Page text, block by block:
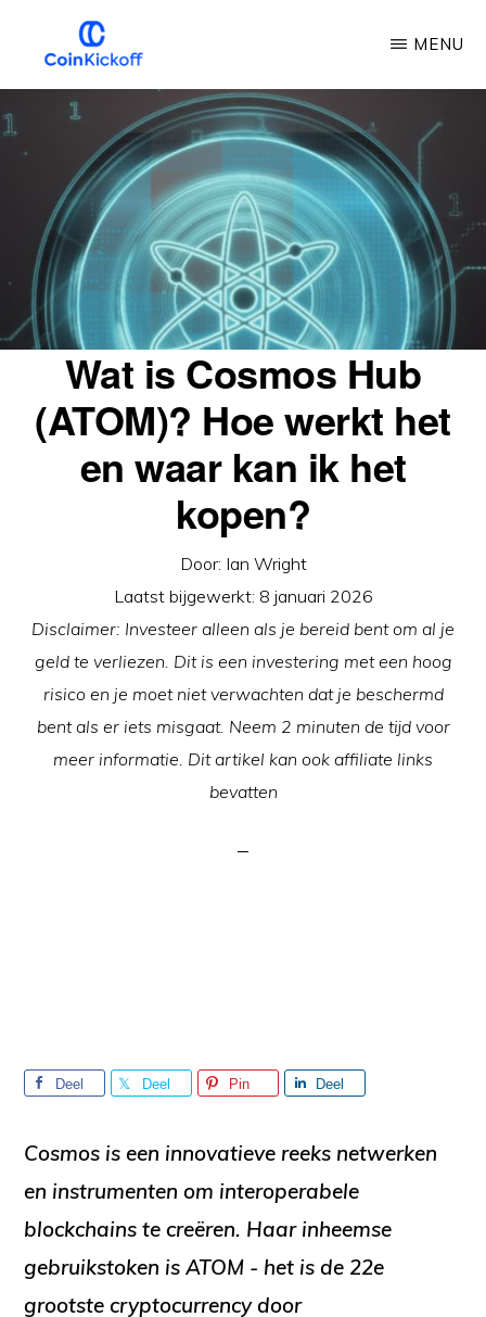
Overslaan
hoofdinhoud
COIN
AFTRAP
MENU
Wat is Cosmos Hub
(ATOM)? Hoe werkt het
en waar kan ik het
kopen?
Door: Ian Wright
Laatst bijgewerkt: 8 januari 2026
Disclaimer: Investeer alleen als je bereid bent om al je
geld te verliezen. Dit is een investering met een hoog
risico en je moet niet verwachten dat je beschermd
bent als er iets misgaat. Neem 2 minuten de tijd voor
meer informatie. Dit artikel kan ook affiliate links
bevatten
Deel Deel Pin Deel
Cosmos is een innovatieve reeks netwerken
en instrumenten om interoperabele
blockchains te creëren. Haar inheemse
gebruikstoken isATOM - het is de 22e
grootste cryptocurrency door